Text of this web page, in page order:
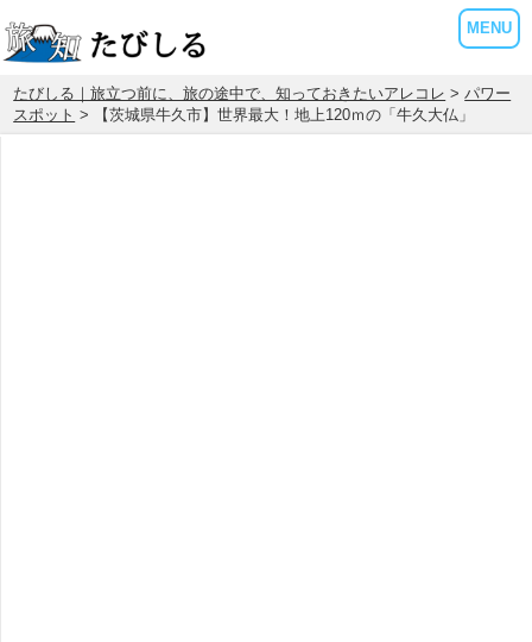
MENU
たびしる｜旅立つ前に、旅の途中で、知っておきたいアレコレ >パワー
スポット > 【茨城県牛久市】世界最大！地上120ｍの「牛久大仏」